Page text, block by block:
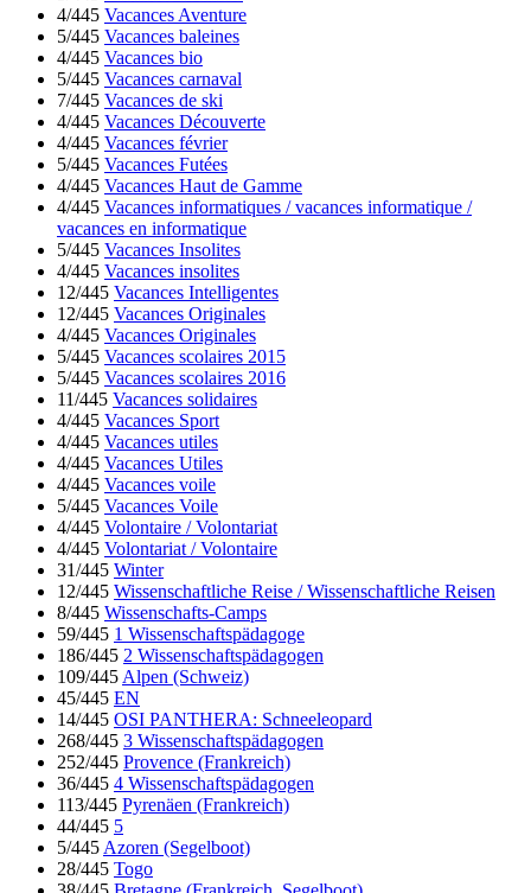
4/445 Vacances Aventure
5/445 Vacances baleines
4/445 Vacances bio
5/445 Vacances carnaval
7/445 Vacances de ski
4/445 Vacances Découverte
4/445 Vacances février
5/445 Vacances Futées
4/445 Vacances Haut de Gamme
4/445 Vacances informatiques / vacances informatique /
vacances en informatique
5/445 Vacances Insolites
4/445 Vacances insolites
12/445 Vacances Intelligentes
12/445 Vacances Originales
4/445 Vacances Originales
5/445 Vacances scolaires 2015
5/445 Vacances scolaires 2016
11/445 Vacances solidaires
4/445 Vacances Sport
4/445 Vacances utiles
4/445 Vacances Utiles
4/445 Vacances voile
5/445 Vacances Voile
4/445 Volontaire / Volontariat
4/445 Volontariat / Volontaire
31/445 Winter
12/445 Wissenschaftliche Reise / Wissenschaftliche Reisen
8/445 Wissenschafts-Camps
59/445 1 Wissenschaftspädagoge
186/445 2 Wissenschaftspädagogen
109/445 Alpen (Schweiz)
45/445 EN
14/445 OSI PANTHERA: Schneeleopard
268/445 3 Wissenschaftspädagogen
252/445 Provence (Frankreich)
36/445 4 Wissenschaftspädagogen
113/445 Pyrenäen (Frankreich)
44/445 5
5/445 Azoren (Segelboot)
28/445 Togo